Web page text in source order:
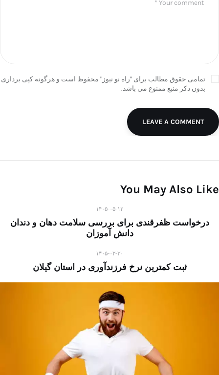
تمامی حقوق مطالب برای "راه نو نیوز" محفوظ است و هرگونه کپی برداری
بدون ذکر منبع ممنوع می باشد.
LEAVE A COMMENT
You May Also Like
۱۴۰۵-۰۵-۱۲
درخواست ظفرقندی برای بررسی سلامت دهان و دندان
دانش آموزان
۱۴۰۵-۰۲-۳۰
ثبت کمترین نرخ فرزندآوری در استان گیلان